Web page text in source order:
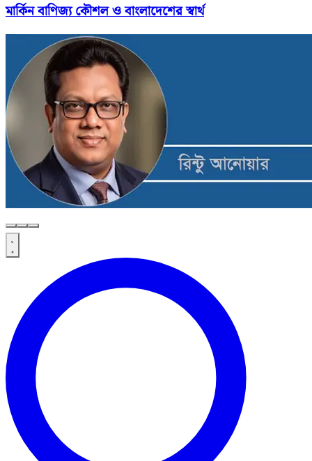
মার্কিন বাণিজ্য কৌশল ও বাংলাদেশের স্বার্থ